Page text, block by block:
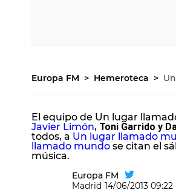
Europa FM Hemeroteca
El equipo de Un lugar
Javier Limón, Toni Garrido y
todos, a Un lugar llamado
llamado mundo se citan el
música.
Europa FM
Madrid 14/06/2013 09:22